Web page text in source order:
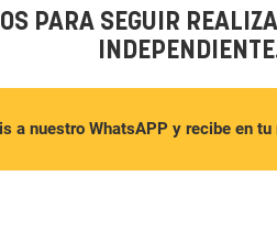
PARA SEGUIR
a nuestro WhatsAPP y recibe en